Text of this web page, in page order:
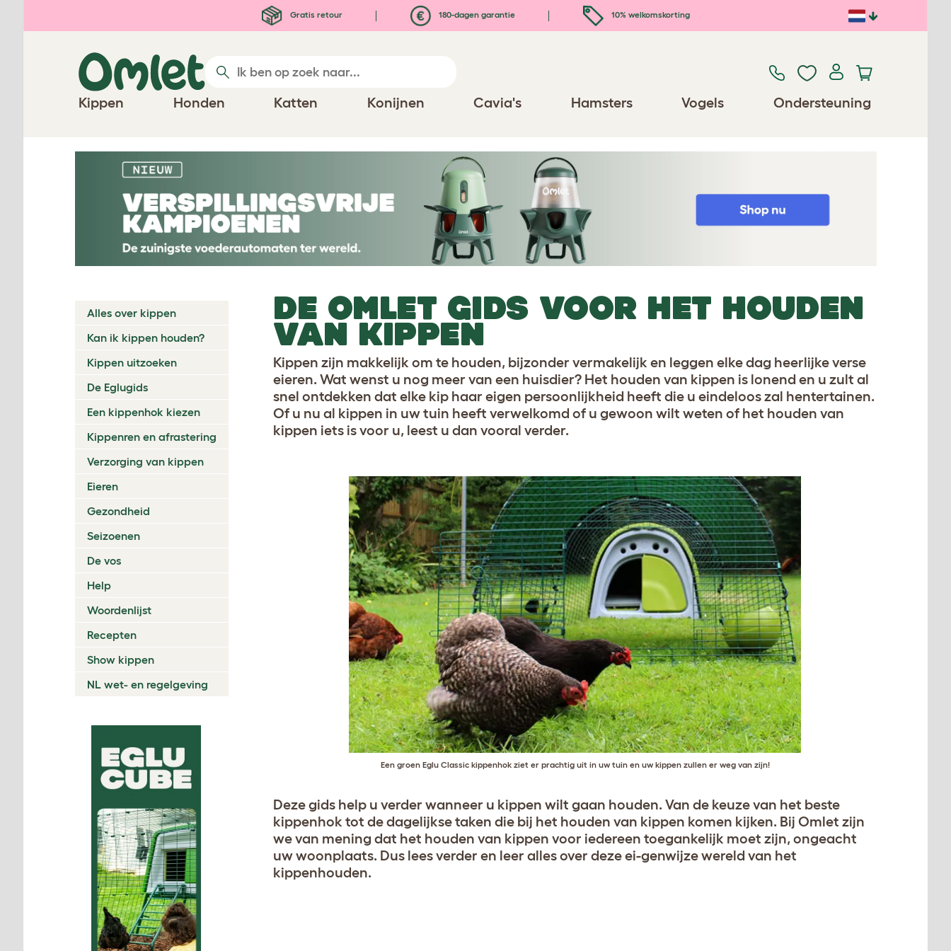
Gratis retour 180-dagen garantie 10% welkomskorting
Kippen Honden Katten Konijnen Cavia's Hamsters Vogels Ondersteuning
Alles over kippen
Kan ik kippen houden?
Kippen uitzoeken
De Eglugids
Een kippenhok kiezen
Kippenren en afrastering
Verzorging van kippen
Eieren
Gezondheid
Seizoenen
De vos
Help
Woordenlijst
Recepten
Show kippen
NL wet- en regelgeving
DE OMLET GIDS VOOR HET HOUDEN
VAN KIPPEN
Kippen zijn makkelijk om te houden, bijzonder vermakelijk en leggen elke dag heerlijke verse
eieren. Wat wenst u nog meer van een huisdier? Het houden van kippen is lonend en u zult al
snel ontdekken dat elke kip haar eigen persoonlijkheid heeft die u eindeloos zal hentertainen.
Of u nu al kippen in uw tuin heeft verwelkomd of u gewoon wilt weten of het houden van
kippen iets is voor u, leest u dan vooral verder.
Een groen Eglu Classic kippenhok ziet er prachtig uit in uw tuin en uw kippen zullen er weg van zijn!
Deze gids help u verder wanneer u kippen wilt gaan houden. Van de keuze van het beste
kippenhok tot de dagelijkse taken die bij het houden van kippen komen kijken. Bij Omlet zijn
we van mening dat het houden van kippen voor iedereen toegankelijk moet zijn, ongeacht
uw woonplaats. Dus lees verder en leer alles over deze ei-genwijze wereld van het
kippenhouden.